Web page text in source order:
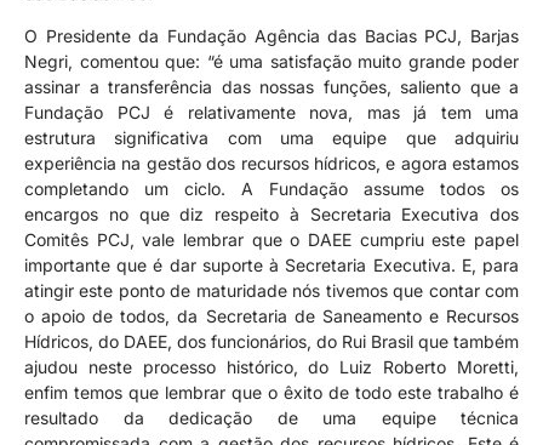
O Presidente da Fundação Agência das Bacias PCJ, Barjas
Negri, comentou que: “é uma satisfação muito grande poder
assinar a transferência das nossas funções, saliento que a
Fundação PCJ é relativamente nova, mas já tem uma
estrutura significativa com uma equipe que adquiriu
experiência na gestão dos recursos hídricos, e agora estamos
completando um ciclo. A Fundação assume todos os
encargos no que diz respeito à Secretaria Executiva dos
Comitês PCJ, vale lembrar que o DAEE cumpriu este papel
importante que é dar suporte à Secretaria Executiva. E, para
atingir este ponto de maturidade nós tivemos que contar com
o apoio de todos, da Secretaria de Saneamento e Recursos
Hídricos, do DAEE, dos funcionários, do Rui Brasil que também
ajudou neste processo histórico, do Luiz Roberto Moretti,
enfim temos que lembrar que o êxito de todo este trabalho é
resultado da dedicação de uma equipe técnica